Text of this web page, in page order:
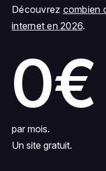
Découvrez combien
internet en 2026.
0€
par mois.
Un site gratuit.